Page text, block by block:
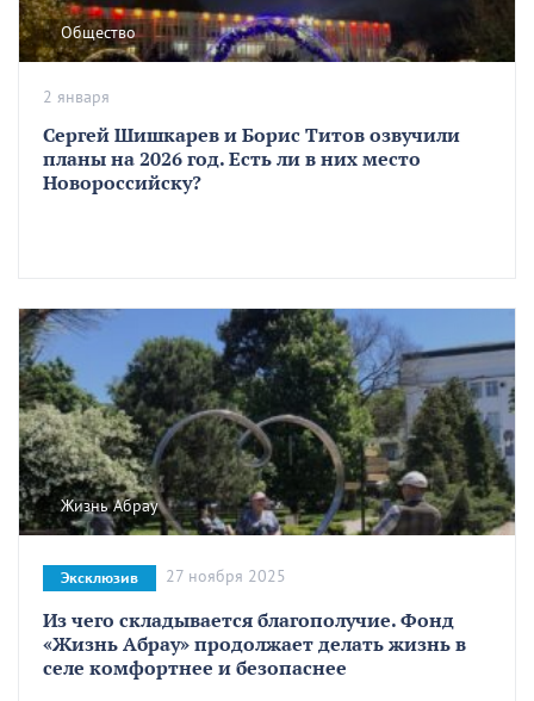
Общество
Сергей Шишкарев и Борис Титов озвучили
планы на 2026 год. Есть ли в них место
Новороссийску?
2 января
Жизнь Абрау
Из чего складывается благополучие. Фонд
«Жизнь Абрау» продолжает делать жизнь в
селе комфортнее и безопаснее
Эксклюзив 27 ноября 2025